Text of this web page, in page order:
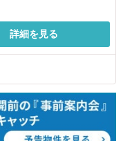
詳細を見る